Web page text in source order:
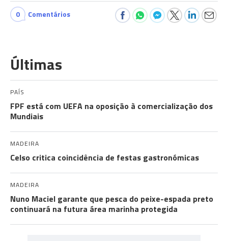
0 Comentários
Últimas
PAÍS
FPF está com UEFA na oposição à comercialização dos
Mundiais
MADEIRA
Celso critica coincidência de festas gastronómicas
MADEIRA
Nuno Maciel garante que pesca do peixe-espada preto
continuará na futura área marinha protegida